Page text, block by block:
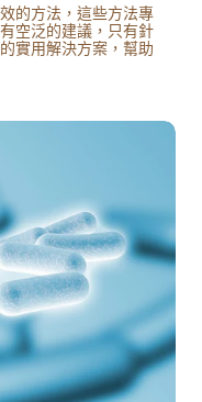
的方法，這些方法專
空泛的建議，只有針
實用解決方案，幫助